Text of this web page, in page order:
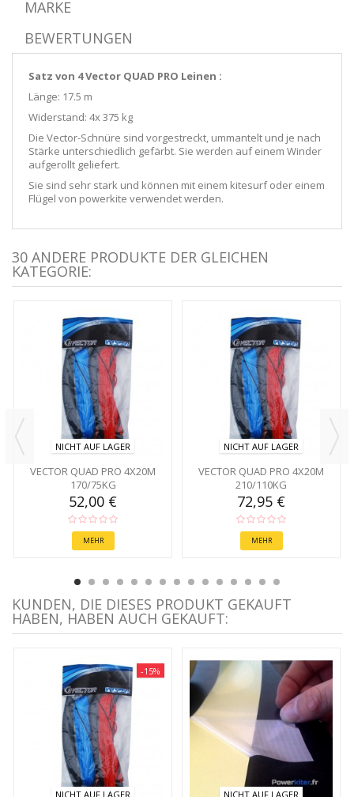
MARKE
BEWERTUNGEN
Satz von 4 Vector QUAD PRO Leinen :
Länge: 17.5 m
Widerstand: 4x 375 kg
Die Vector-Schnüre sind vorgestreckt, ummantelt und je nach
Stärke unterschiedlich gefärbt. Sie werden auf einem Winder
aufgerollt geliefert.
Sie sind sehr stark und können mit einem kitesurf oder einem
Flügel von powerkite verwendet werden.
30 ANDERE PRODUKTE DER GLEICHEN
KATEGORIE:
NICHT AUF LAGER
VECTOR QUAD PRO 4X20M
170/75KG
52,00 €
MEHR
NICHT AUF LAGER
VECTOR QUAD PRO 4X20M
210/110KG
72,95 €
MEHR
KUNDEN, DIE DIESES PRODUKT GEKAUFT
HABEN, HABEN AUCH GEKAUFT:
-15%
NICHT AUF LAGER NICHT AUF LAGER